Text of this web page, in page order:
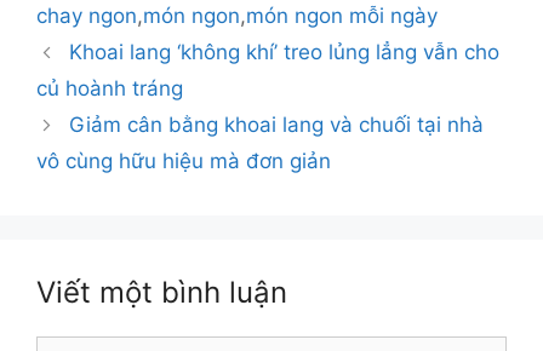
chay ngon,món ngon,món ngon mỗi ngày
Khoai lang ‘không khí’ treo lủng lẳng vẫn cho
củ hoành tráng
Giảm cân bằng khoai lang và chuối tại nhà
vô cùng hữu hiệu mà đơn giản
Viết một bình luận